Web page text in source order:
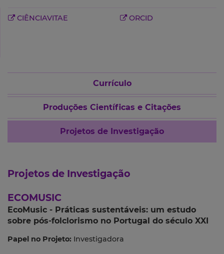
CIÊNCIAVITAE ORCID
Currículo
Produções Científicas e Citações
Projetos de Investigação
Projetos de Investigação
ECOMUSIC
EcoMusic - Práticas sustentáveis: um estudo
sobre pós-folclorismo no Portugal do século XXI
Papel no Projeto: Investigadora